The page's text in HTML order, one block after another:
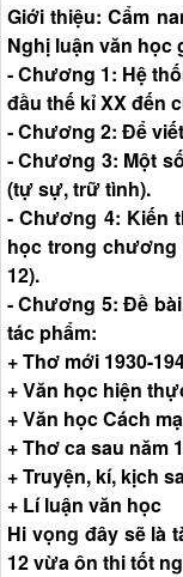
Giới thiệu: Cẩm
Nghị luận văn học
- Chương 1: Hệ
đầu thế kỉ XX đến
- Chương 2: Để
- Chương 3: Một
(tự sự, trữ tình).
- Chương 4: Kiến
học trong
12).
- Chương 5: Đề
tác phẩm:
+ Thơ mới 1930-
+ Văn học hiện
+ Văn học Cách
+ Thơ ca sau năm
+ Truyện, kí, kịch
+ Lí luận văn học
Hi vọng đây sẽ là
12 vừa ôn thi tốt